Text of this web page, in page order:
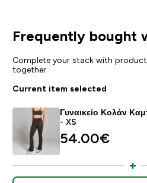
Frequently bought
Complete your stack with
together
Current item selected
Γυναικείο Κολάν
- XS
54.00€‎